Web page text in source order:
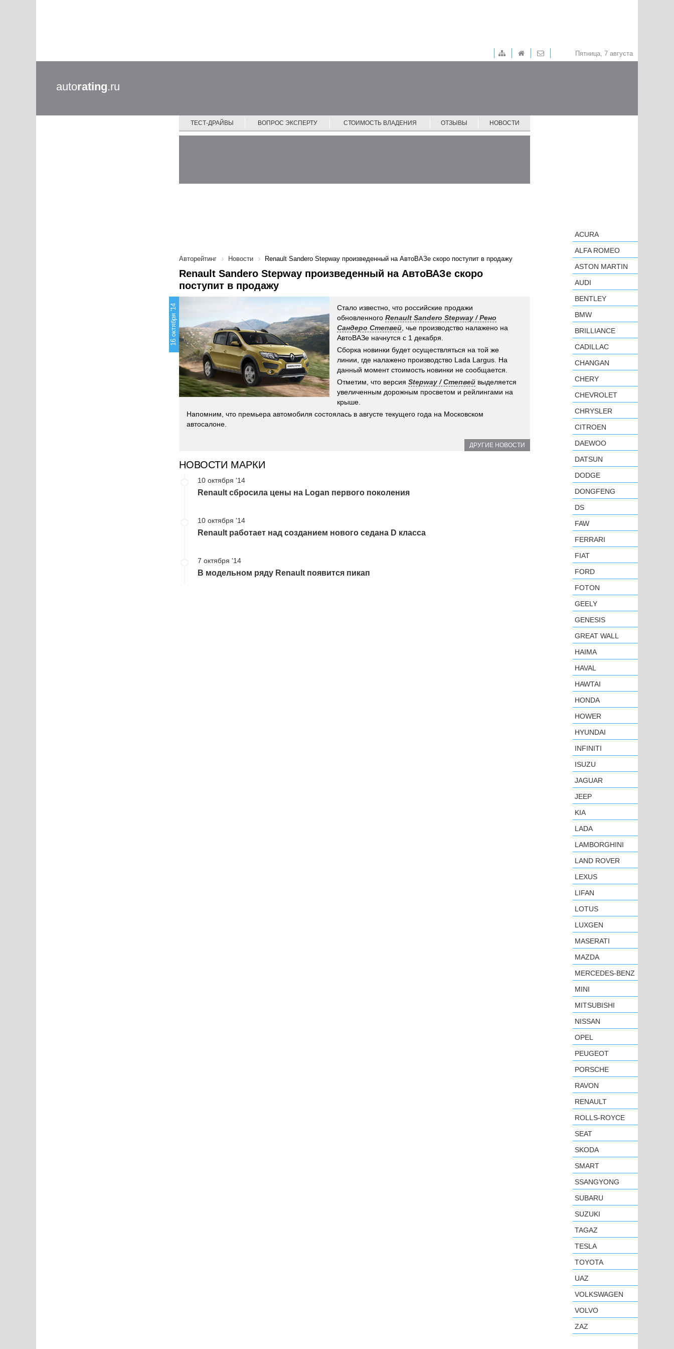
Пятница, 7 августа
autorating.ru
ТЕСТ-ДРАЙВЫ ВОПРОС ЭКСПЕРТУ СТОИМОСТЬ ВЛАДЕНИЯ ОТЗЫВЫ НОВОСТИ
Авторейтинг Новости Renault Sandero Stepway произведенный на АвтоВАЗе скоро поступит в продажу
Renault Sandero Stepway произведенный на АвтоВАЗе скоро
поступит в продажу
16 октября '14
Стало известно, что российские продажи
обновленного Renault Sandero Stepway / Рено
Сандеро Степвей , чье производство налажено на
АвтоВАЗе начнутся с 1 декабря.
Сборка новинки будет осуществляться на той же
линии, где налажено производство Lada Largus. На
данный момент стоимость новинки не сообщается.
Отметим, что версия Stepway / Степвей выделяется
увеличенным дорожным просветом и рейлингами на
крыше.
Напомним, что премьера автомобиля состоялась в августе текущего года на Московском
автосалоне.
ДРУГИЕ НОВОСТИ
НОВОСТИ МАРКИ
10 октября '14
Renault сбросила цены на Logan первого поколения
10 октября '14
Renault работает над созданием нового седана D класса
7 октября '14
В модельном ряду Renault появится пикап
ACURA
ALFA ROMEO
ASTON MARTIN
AUDI
BENTLEY
BMW
BRILLIANCE
CADILLAC
CHANGAN
CHERY
CHEVROLET
CHRYSLER
CITROEN
DAEWOO
DATSUN
DODGE
DONGFENG
DS
FAW
FERRARI
FIAT
FORD
FOTON
GEELY
GENESIS
GREAT WALL
HAIMA
HAVAL
HAWTAI
HONDA
HOWER
HYUNDAI
INFINITI
ISUZU
JAGUAR
JEEP
KIA
LADA
LAMBORGHINI
LAND ROVER
LEXUS
LIFAN
LOTUS
LUXGEN
MASERATI
MAZDA
MERCEDES-BENZ
MINI
MITSUBISHI
NISSAN
OPEL
PEUGEOT
PORSCHE
RAVON
RENAULT
ROLLS-ROYCE
SEAT
SKODA
SMART
SSANGYONG
SUBARU
SUZUKI
TAGAZ
TESLA
TOYOTA
UAZ
VOLKSWAGEN
VOLVO
ZAZ